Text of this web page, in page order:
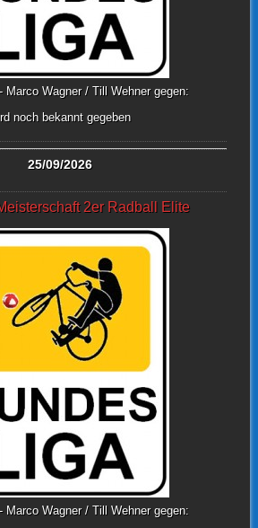
Marco Wagner / Till Wehner gegen:
noch bekannt gegeben
25/09/2026
2er Radball Elite
Marco Wagner / Till Wehner gegen: